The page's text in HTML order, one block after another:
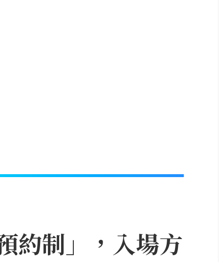
約制」，入場方